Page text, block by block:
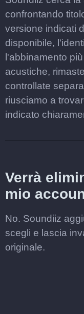
confrontando
versione indicati
disponibile,
l'abbinamento
acustiche,
controllate
riusciamo a
indicato
Verrà
mio
No. Soundiiz
scegli e lascia
originale.